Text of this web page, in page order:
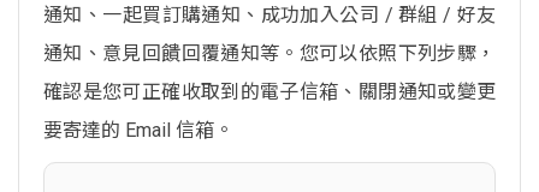
通知、一起買訂購通知、成功加入公司 / 群組 / 好友
通知、意見回饋回覆通知等。您可以依照下列步驟，
確認是您可正確收取到的電子信箱、關閉通知或變更
要寄達的 Email 信箱。